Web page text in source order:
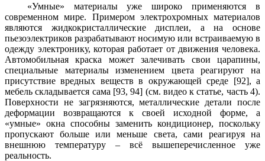
«Умные» материалы уже широко применяются в
современном мире. Примером электрохромных материалов
являются жидкокристаллические дисплеи, а на основе
пьезоэлектриков разрабатывают носимую или встраиваемую в
одежду электронику, которая работает от движения человека.
Автомобильная краска может залечивать свои царапины,
специальные материалы изменением цвета реагируют на
присутствие вредных веществ в окружающей среде [92], а
мебель складывается сама [93, 94] (см. видео к статье, часть 4).
Поверхности не загрязняются, металлические детали после
деформации возвращаются к своей исходной форме, а
«умные» окна способны заменить кондиционер, поскольку
пропускают больше или меньше света, сами реагируя на
внешнюю температуру – всё вышеперечисленное уже
реальность.